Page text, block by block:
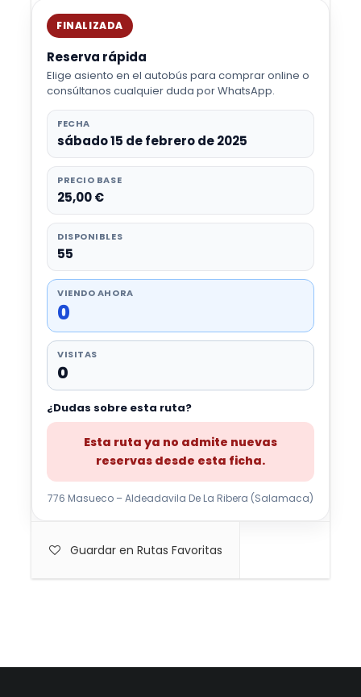
FINALIZADA
Reserva rápida
Elige asiento en el autobús para comprar online o
consúltanos cualquier duda por WhatsApp.
FECHA
sábado 15 de febrero de 2025
PRECIO BASE
25,00 €
DISPONIBLES
55
VIENDO AHORA
0
VISITAS
0
¿Dudas sobre esta ruta?
Esta ruta ya no admite nuevas
reservas desde esta ficha.
776 Masueco – Aldeadavila De La Ribera (Salamaca)
Guardar en Rutas Favoritas